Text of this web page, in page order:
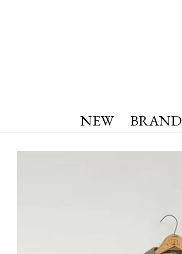
NEW BRAND